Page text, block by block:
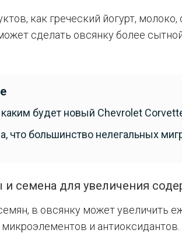
как греческий йогурт, молоко,
сделать овсянку более
будет новый Chevrolet
что большинство нелегальных
и семена для увеличения
в овсянку может увеличить
микроэлементов и